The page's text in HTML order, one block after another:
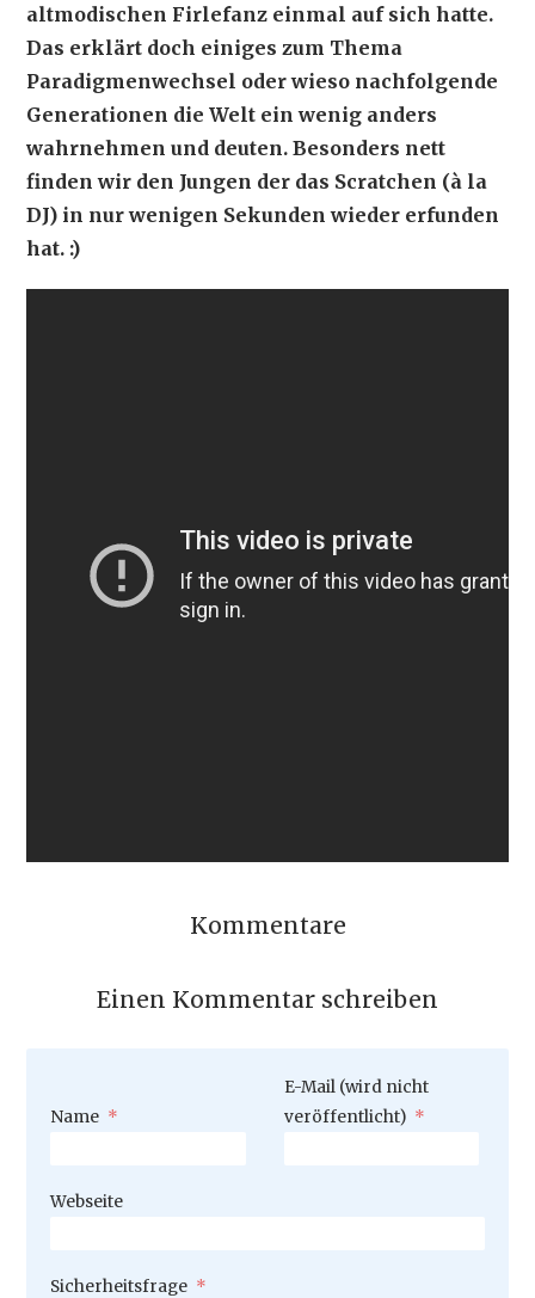
altmodischen Firlefanz einmal auf sich hatte.
Das erklärt doch einiges zum Thema
Paradigmenwechsel oder wieso nachfolgende
Generationen die Welt ein wenig anders
wahrnehmen und deuten. Besonders nett
finden wir den Jungen der das Scratchen (à la
DJ) in nur wenigen Sekunden wieder erfunden
hat. :)
Kommentare
Einen Kommentar schreiben
Pflichtfeld
Name *
Pflichtfeld
E-Mail (wird nicht
veröffentlicht) *
Webseite
Pflichtfeld
Sicherheitsfrage *